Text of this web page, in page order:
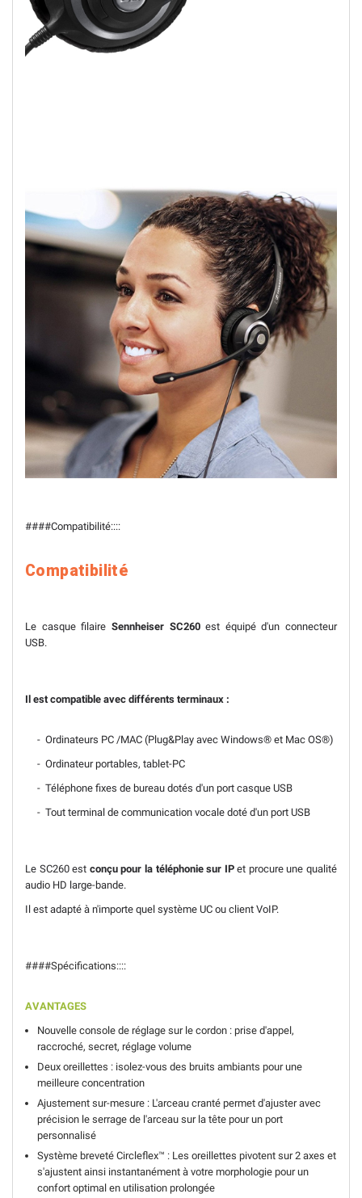
####Compatibilité::::
Compatibilité
Le casque filaire Sennheiser SC260est équipé d'un connecteur
USB.
Il est compatible avec différents terminaux :
- Ordinateurs PC /MAC (Plug&Play avec Windows® et Mac OS®)
- Ordinateur portables, tablet-PC
- Téléphone fixes de bureau dotés d'un port casque USB
- Tout terminal de communication vocale doté d'un port USB
Le SC260 est conçu pour la téléphonie sur IPet procure une qualité
audio HD large-bande.
Il est adapté à n'importe quel système UC ou client VoIP.
####Spécifications::::
AVANTAGES
Nouvelle console de réglage sur le cordon : prise d'appel,
raccroché, secret, réglage volume
Deux oreillettes : isolez-vous des bruits ambiants pour une
meilleure concentration
Ajustement sur-mesure : L'arceau cranté permet d'ajuster avec
précision le serrage de l'arceau sur la tête pour un port
personnalisé
Système breveté Circleflex™ : Les oreillettes pivotent sur 2 axes et
s'ajustent ainsi instantanément à votre morphologie pour un
confort optimal en utilisation prolongée